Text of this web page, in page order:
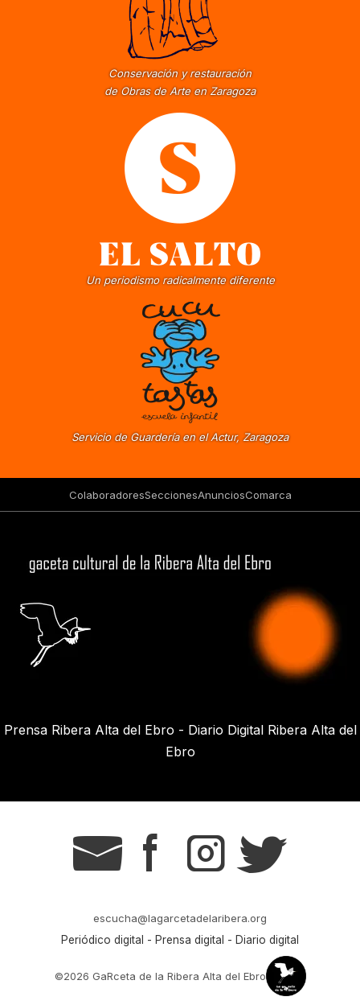
Conservación y restauración
de Obras de Arte en Zaragoza
Un periodismo radicalmente diferente
Servicio de Guardería en el Actur, Zaragoza
ColaboradoresSeccionesAnunciosComarca
Prensa Ribera Alta del Ebro - Diario Digital Ribera Alta del
Ebro
g s t r
escucha@lagarcetadelaribera.org
Periódico digital - Prensa digital - Diario digital
©2026 GaRceta de la Ribera Alta del Ebro